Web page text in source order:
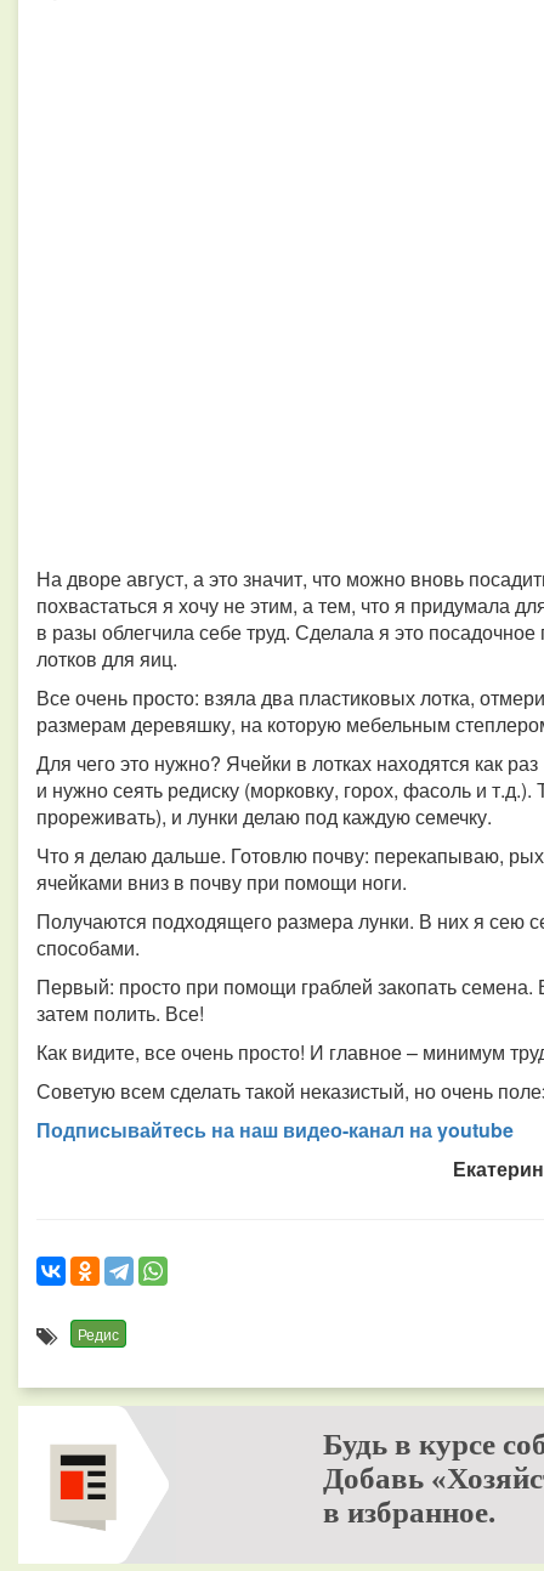
На дворе август, а это значит, что можно вновь
похвастаться я хочу не этим, а тем, что я придумала
в разы облегчила себе труд. Сделала я это
лотков для яиц.
Все очень просто: взяла два пластиковых лотка,
размерам деревяшку, на которую мебельным
Для чего это нужно? Ячейки в лотках находятся как
и нужно сеять редиску (морковку, горох, фасоль и
прореживать), и лунки делаю под каждую семечку.
Что я делаю дальше. Готовлю почву: перекапываю,
ячейками вниз в почву при помощи ноги.
Получаются подходящего размера лунки. В них я сею
способами.
Первый: просто при помощи граблей закопать
затем полить. Все!
Как видите, все очень просто! И главное – минимум
Советую всем сделать такой неказистый, но очень
Подписывайтесь на наш видео-канал на youtube
Редис
Будь в курсе
Добавь
в избранное.